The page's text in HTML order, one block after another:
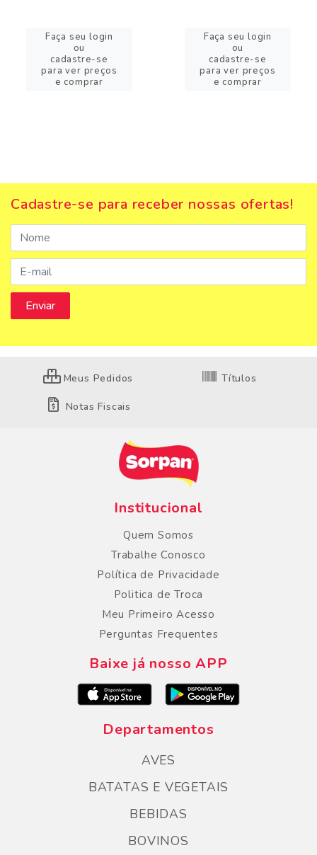
Faça seu login
ou
cadastre-se
para ver preços
e comprar
Faça seu login
ou
cadastre-se
para ver preços
e comprar
Cadastre-se para receber nossas ofertas!
Meus Pedidos Títulos
Notas Fiscais
Institucional
Quem Somos
Trabalhe Conosco
Política de Privacidade
Politica de Troca
Meu Primeiro Acesso
Perguntas Frequentes
Baixe já nosso APP
Departamentos
AVES
BATATAS E VEGETAIS
BEBIDAS
BOVINOS